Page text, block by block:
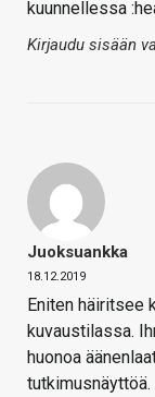
kuunnellessa
Kirjaudu sisään
Juoksuankka
18.12.2019
Eniten häiritsee
kuvaustilassa.
huonoa
tutkimusnäyttöä.